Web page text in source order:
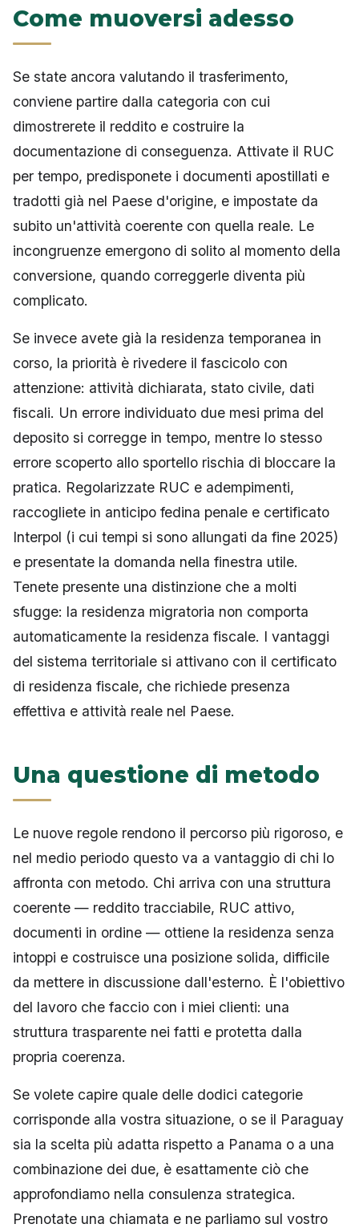
Come muoversi adesso
Se state ancora valutando il trasferimento,
conviene partire dalla categoria con cui
dimostrerete il reddito e costruire la
documentazione di conseguenza. Attivate il RUC
per tempo, predisponete i documenti apostillati e
tradotti già nel Paese d'origine, e impostate da
subito un'attività coerente con quella reale. Le
incongruenze emergono di solito al momento della
conversione, quando correggerle diventa più
complicato.
Se invece avete già la residenza temporanea in
corso, la priorità è rivedere il fascicolo con
attenzione: attività dichiarata, stato civile, dati
fiscali. Un errore individuato due mesi prima del
deposito si corregge in tempo, mentre lo stesso
errore scoperto allo sportello rischia di bloccare la
pratica. Regolarizzate RUC e adempimenti,
raccogliete in anticipo fedina penale e certificato
Interpol (i cui tempi si sono allungati da fine 2025)
e presentate la domanda nella finestra utile.
Tenete presente una distinzione che a molti
sfugge: la residenza migratoria non comporta
automaticamente la residenza fiscale. I vantaggi
del sistema territoriale si attivano con il certificato
di residenza fiscale, che richiede presenza
effettiva e attività reale nel Paese.
Una questione di metodo
Le nuove regole rendono il percorso più rigoroso, e
nel medio periodo questo va a vantaggio di chi lo
affronta con metodo. Chi arriva con una struttura
coerente — reddito tracciabile, RUC attivo,
documenti in ordine — ottiene la residenza senza
intoppi e costruisce una posizione solida, difficile
da mettere in discussione dall'esterno. È l'obiettivo
del lavoro che faccio con i miei clienti: una
struttura trasparente nei fatti e protetta dalla
propria coerenza.
Se volete capire quale delle dodici categorie
corrisponde alla vostra situazione, o se il Paraguay
sia la scelta più adatta rispetto a Panama o a una
combinazione dei due, è esattamente ciò che
approfondiamo nella consulenza strategica.
Prenotate una chiamata e ne parliamo sul vostro